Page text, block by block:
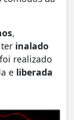
,
inalado
realizado
e liberada